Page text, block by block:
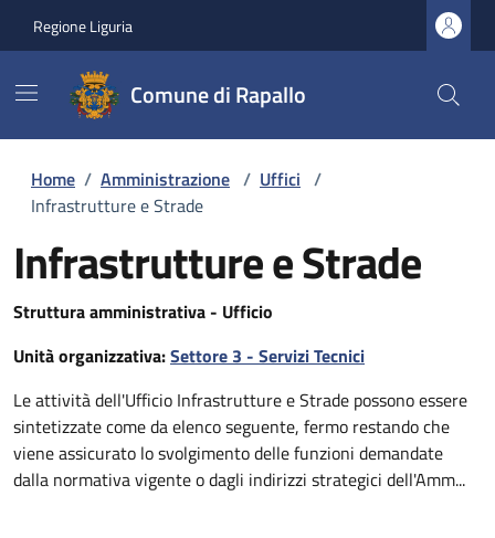
Regione Liguria
Comune di Rapallo
Home / Amministrazione / Uffici /
Infrastrutture e Strade
Infrastrutture e Strade
Struttura amministrativa - Ufficio
Unità organizzativa:Settore 3 - Servizi Tecnici
Le attività dell'Ufficio Infrastrutture e Strade possono essere
sintetizzate come da elenco seguente, fermo restando che
viene assicurato lo svolgimento delle funzioni demandate
dalla normativa vigente o dagli indirizzi strategici dell'Amm...